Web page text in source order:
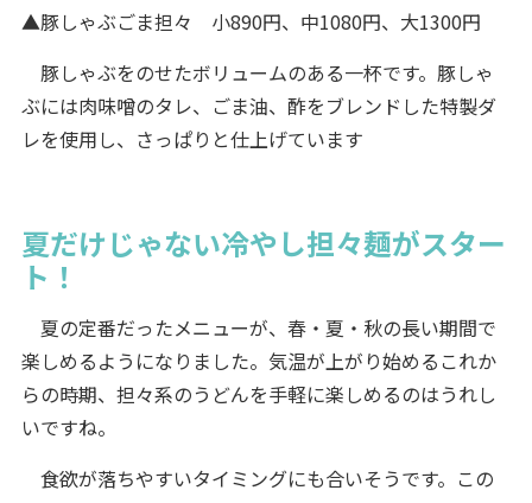
▲豚しゃぶごま担々 小890円、中1080円、大1300円
豚しゃぶをのせたボリュームのある一杯です。豚しゃ
ぶには肉味噌のタレ、ごま油、酢をブレンドした特製ダ
レを使用し、さっぱりと仕上げています
夏だけじゃない冷やし担々麺がスター
ト！
夏の定番だったメニューが、春・夏・秋の長い期間で
楽しめるようになりました。気温が上がり始めるこれか
らの時期、担々系のうどんを手軽に楽しめるのはうれし
いですね。
食欲が落ちやすいタイミングにも合いそうです。この